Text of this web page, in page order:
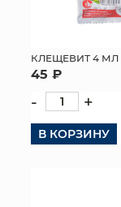
КЛЕЩЕВИТ 4 МЛ
45 ₽
- +
В КОРЗИНУ